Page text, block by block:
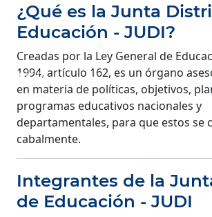
Inicio
¿Qué es la Junta
Educación - JUDI?
Creadas por la Ley General de
1994, artículo 162, es un órgano
en materia de políticas, objetivos,
programas educativos nacionales y
departamentales, para que estos se
cabalmente.
Integrantes de la
de Educación - JUDI